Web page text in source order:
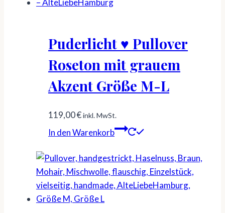
Puderlicht ♥ Pullover
Roseton mit grauem
Akzent Größe M-L
119,00€inkl. MwSt.
In den Warenkorb